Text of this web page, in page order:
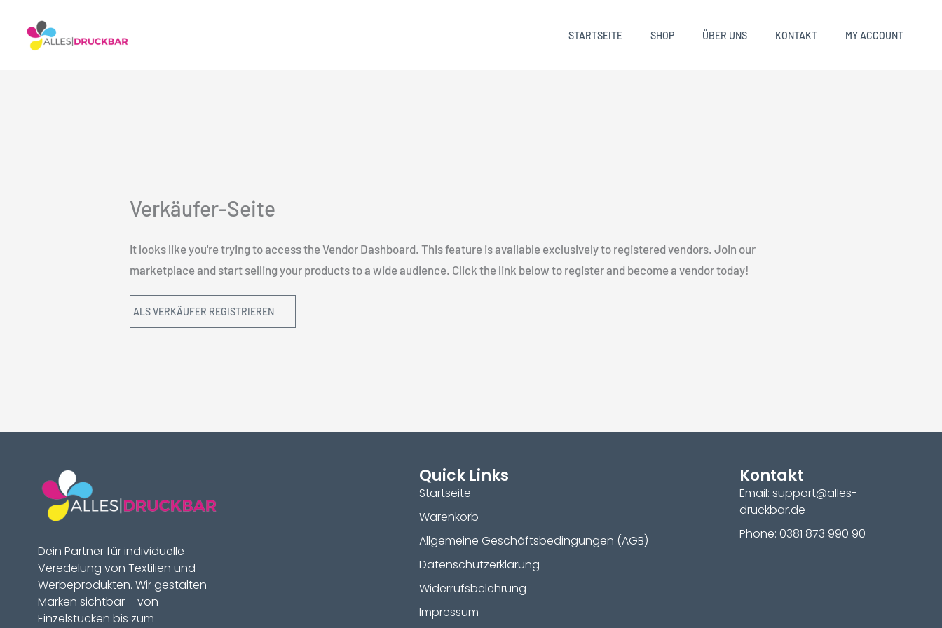
Inhalt
springen
STARTSEITE SHOP ÜBER UNS KONTAKT MY ACCOUNT
Verkäufer-Seite
It looks like you're trying to access the Vendor Dashboard. This feature is available exclusively to registered vendors. Join our
marketplace and start selling your products to a wide audience. Click the link below to register and become a vendor today!
ALS VERKÄUFER REGISTRIEREN
Dein Partner für individuelle
Veredelung von Textilien und
Werbeprodukten. Wir gestalten
Marken sichtbar – von
Einzelstücken bis zum
Quick Links
Startseite
Warenkorb
Allgemeine Geschäftsbedingungen (AGB)
Datenschutzerklärung
Widerrufsbelehrung
Impressum
Kontakt
Email: support@alles-
druckbar.de
Phone: 0381 873 990 90